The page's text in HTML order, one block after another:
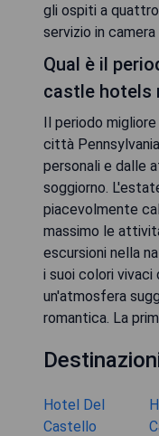
gli ospiti a
servizio in camera
Qual è il
castle hotels
Il periodo
città
personali e dalle
soggiorno.
piacevolmente
massimo le
escursioni nella
i suoi colori
un'atmosfera
romantica. La
Hotel Del
Castello